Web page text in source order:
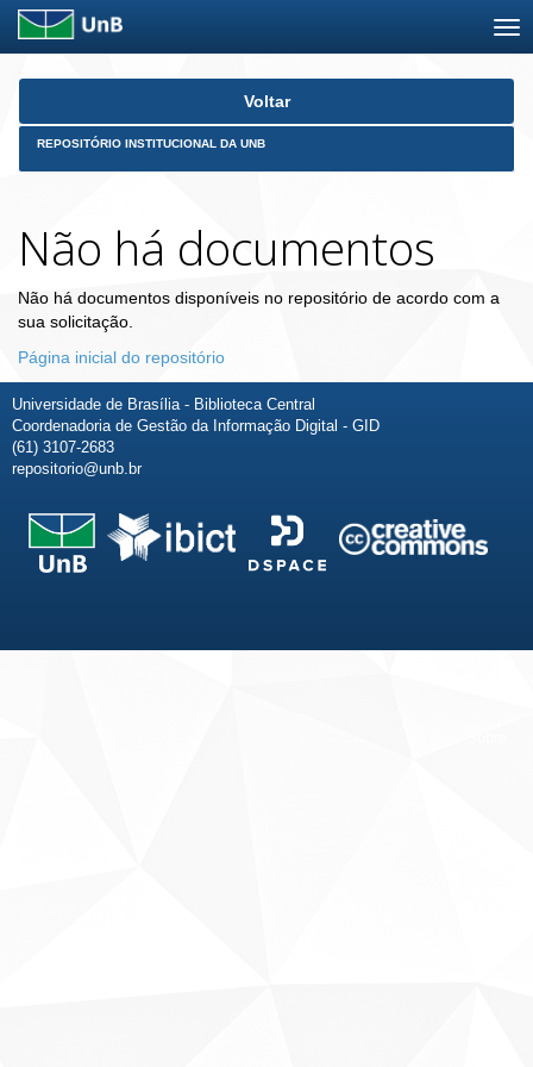
Skip
Voltar
REPOSITÓRIO INSTITUCIONAL DA UNB
Não há documentos
Não há documentos disponíveis no repositório de acordo com a
sua solicitação.
Página inicial do repositório
Universidade de Brasília - Biblioteca Central
Coordenadoria de Gestão da Informação Digital - GID
(61) 3107-2683
repositorio@unb.br